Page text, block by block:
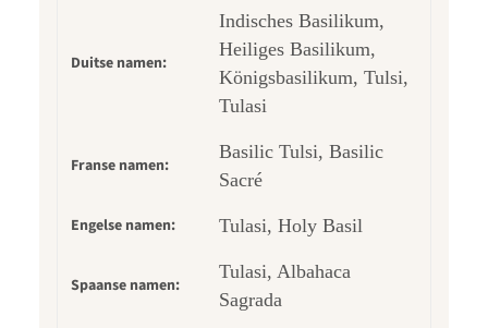
Duitse namen:
Indisches Basilikum,
Heiliges Basilikum,
Königsbasilikum, Tulsi,
Tulasi
Franse namen:
Basilic Tulsi, Basilic
Sacré
Engelse namen: Tulasi, Holy Basil
Spaanse namen:
Tulasi, Albahaca
Sagrada